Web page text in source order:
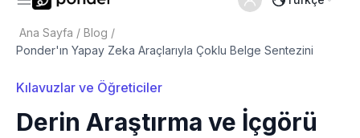
Ana Sayfa / Blog /
Ponder'ın Yapay Zeka Araçlarıyla Çoklu Belge Sentezini
Kılavuzlar ve Öğreticiler
Derin Araştırma ve İçgörü